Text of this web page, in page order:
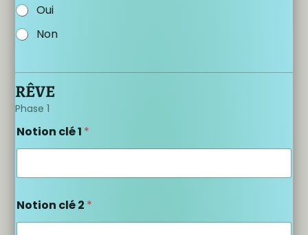
Oui
Non
RÊVE
Phase 1
Notion clé 1 *
Notion clé 2 *